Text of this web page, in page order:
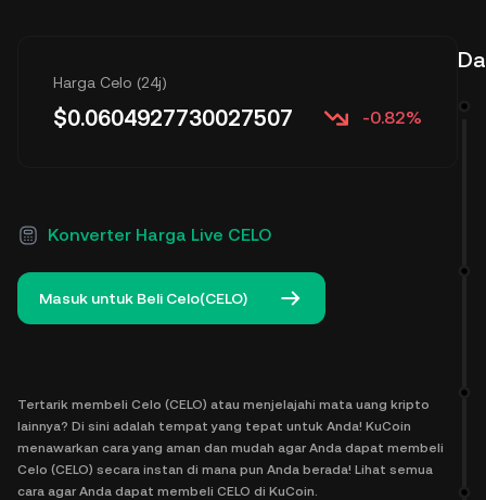
Harga Celo (24j)
$0.0604927730027507 -0.82%
Konverter Harga Live CELO
Masuk untuk Beli Celo(CELO)
Tertarik membeli Celo (CELO) atau menjelajahi mata uang kripto
lainnya? Di sini adalah tempat yang tepat untuk Anda! KuCoin
menawarkan cara yang aman dan mudah agar Anda dapat membeli
Celo (CELO) secara instan di mana pun Anda berada! Lihat semua
cara agar Anda dapat membeli CELO di KuCoin.